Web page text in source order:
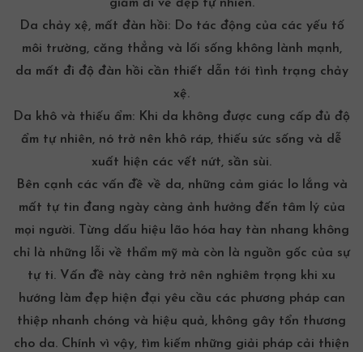
giảm đi vẻ đẹp tự nhiên.
Da chảy xệ, mất đàn hồi: Do tác động của các yếu tố
môi trường, căng thẳng và lối sống không lành mạnh,
da mất đi độ đàn hồi cần thiết dẫn tới tình trạng chảy
xệ.
Da khô và thiếu ẩm: Khi da không được cung cấp đủ độ
ẩm tự nhiên, nó trở nên khô ráp, thiếu sức sống và dễ
xuất hiện các vết nứt, sần sùi.
Bên cạnh các vấn đề về da, những cảm giác lo lắng và
mất tự tin đang ngày càng ảnh hưởng đến tâm lý của
mọi người. Từng dấu hiệu lão hóa hay tàn nhang không
chỉ là những lỗi về thẩm mỹ mà còn là nguồn gốc của sự
tự ti. Vấn đề này càng trở nên nghiêm trọng khi xu
hướng làm đẹp hiện đại yêu cầu các phương pháp can
thiệp nhanh chóng và hiệu quả, không gây tổn thương
cho da. Chính vì vậy, tìm kiếm những giải pháp cải thiện